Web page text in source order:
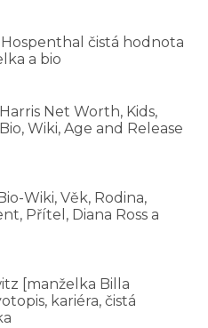
čistá hodnota
a bio
Net Worth, Kids,
Wiki, Age and Release
Wiki, Věk, Rodina,
Přítel, Diana Ross a
[manželka Billa
kariéra, čistá